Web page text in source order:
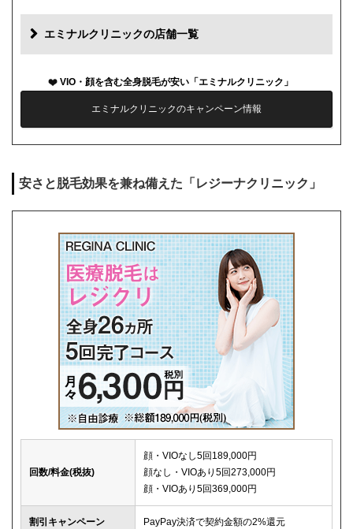
再診料 0円
薬代 0円
シェービング代 1部位1,000円
キャンセル料 前日まで無料
エミナルクリニックの店舗一覧
VIO・顔を含む全身脱毛が安い「エミナルクリニック」
エミナルクリニックのキャンペーン情報
安さと脱毛効果を兼ね備えた「レジーナクリニック」
回数/料金(税抜)
顔・VIOなし5回189,000円
顔なし・VIOあり5回273,000円
顔・VIOあり5回369,000円
割引キャンペーン PayPay決済で契約金額の2%還元